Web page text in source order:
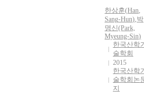
한상훈(Han,
Sang-Hun),박
명신(Park,
Myeung-Sin)
한국산학
술학회
2015
한국산학
술학회논
지